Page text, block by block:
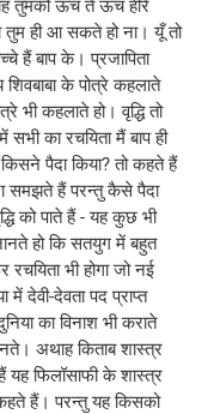
तुमको ऊंच ते ऊंच हीरे
तुम ही आ सकते हो ना। यूँ तो
हैं बाप के। प्रजापिता
के पोत्रे कहलाते
भी कहलाते हो। वृद्धि तो
सभी का रचयिता मैं बाप ही
पैदा किया? तो कहते हैं
समझते हैं परन्तु कैसे पैदा
को पाते हैं - यह कुछ भी
हो कि सतयुग में बहुत
भी होगा जो नई
में देवी-देवता पद प्राप्त
का विनाश भी कराते
अथाह किताब शास्त्र
फिलॉसाफी के शास्त्र
हैं। परन्तु यह किसको